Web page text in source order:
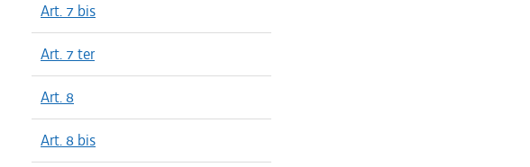
Art. 7 bis
Art. 7 ter
Art. 8
Art. 8 bis